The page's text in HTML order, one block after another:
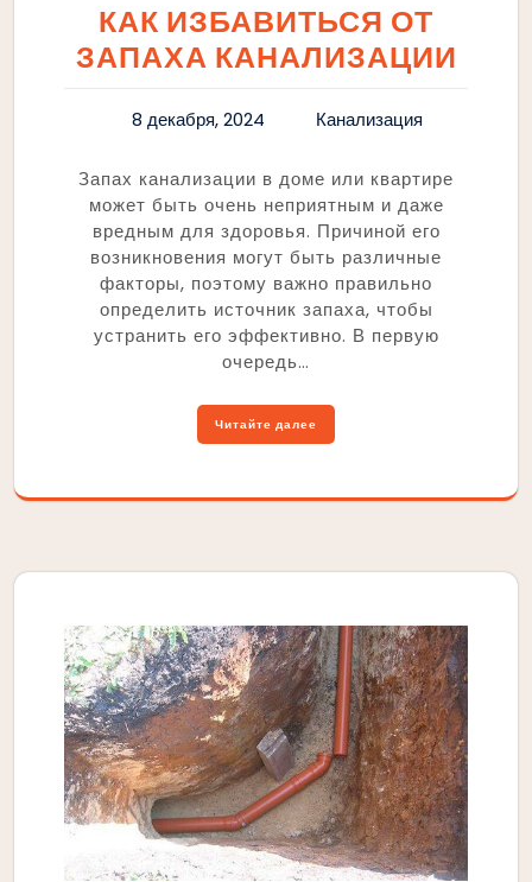
КАК ИЗБАВИТЬСЯ ОТ
ЗАПАХА КАНАЛИЗАЦИИ
8 декабря, 2024 Канализация
Запах канализации в доме или квартире
может быть очень неприятным и даже
вредным для здоровья. Причиной его
возникновения могут быть различные
факторы, поэтому важно правильно
определить источник запаха, чтобы
устранить его эффективно. В первую
очередь…
Читайте далее